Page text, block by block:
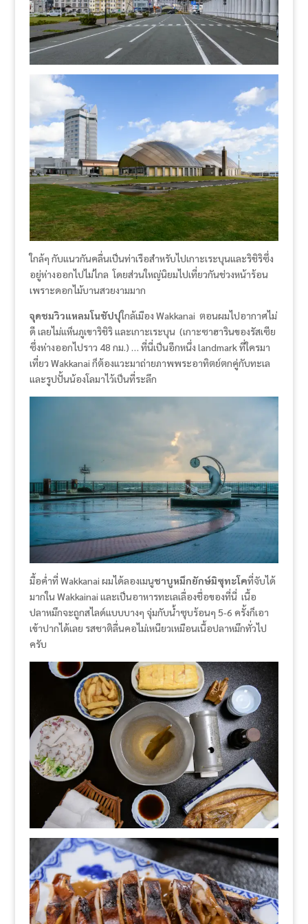
ใกล้ๆ กับแนวกันคลื่นเป็นท่าเรือสำหรับไปเกาะเระบุนและริชิริซึ่ง
อยู่ห่างออกไปไม่ไกล โดยส่วนใหญ่นิยมไปเที่ยวกันช่วงหน้าร้อน
เพราะดอกไม้บานสวยงามมาก
จุดชมวิวแหลมโนชัปปุใกล้เมือง Wakkanai ตอนผมไปอากาศไม่
ดี เลยไม่แห็นภูเขาริชิริ และเกาะเระบุน (เกาะซาฮารินของรัสเซีย
ซึ่งห่างออกไปราว 48 กม.) … ที่นี่เป็นอีกหนึ่ง landmark ที่ใครมา
เที่ยว Wakkanai ก็ต้องแวะมาถ่ายภาพพระอาทิตย์ตกคู่กับทะเล
และรูปปั้นน้องโลมาไว้เป็นที่ระลึก
มื้อค่ำที่ Wakkanai ผมได้ลองเมนูชาบูหมึกยักษ์มิซุทะโคที่จับได้
มากใน Wakkainai และเป็นอาหารทะเลเลื่องชื่อของที่นี่ เนื้อ
ปลาหมึกจะถูกสไลด์แบบบางๆ จุ่มกับน้ำซุบร้อนๆ 5-6 ครั้งก็เอา
เข้าปากได้เลย รสชาติลื่นคอไม่เหนียวเหมือนเนื้อปลาหมึกทั่วไป
ครับ